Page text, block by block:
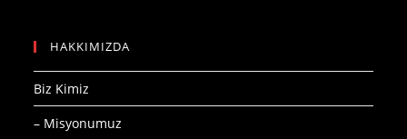
HAKKIMIZDA
Biz Kimiz
– Misyonumuz